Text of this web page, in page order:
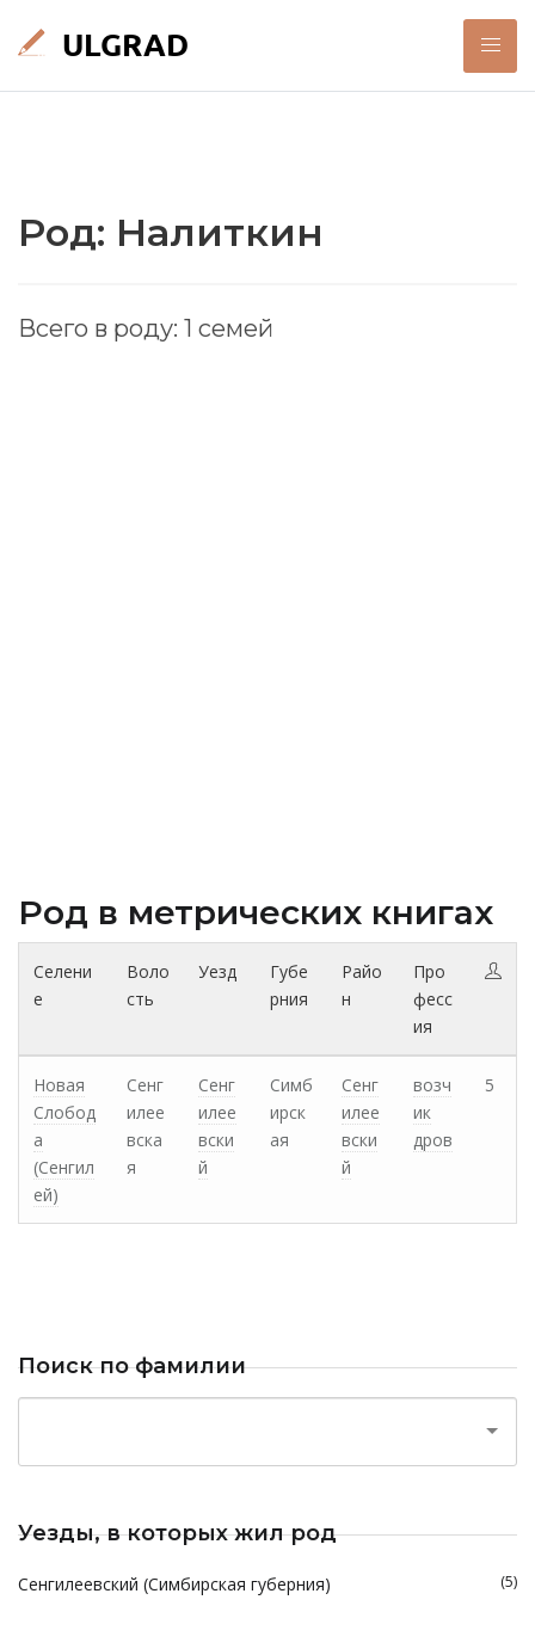
Род: Налиткин
Всего в роду: 1 семей
Род в метрических книгах
Селени
е
Воло
сть
Уезд
Губе
рния
Райо
н
Про
фесс
ия
Новая
Слобод
а
(Сенгил
ей)
Сенг
илее
вска
я
Сенг
илее
вски
й
Симб
ирск
ая
Сенг
илее
вски
й
возч
ик
дров
5
Поиск по фамилии
Уезды, в которых жил род
Сенгилеевский (Симбирская губерния) (5)